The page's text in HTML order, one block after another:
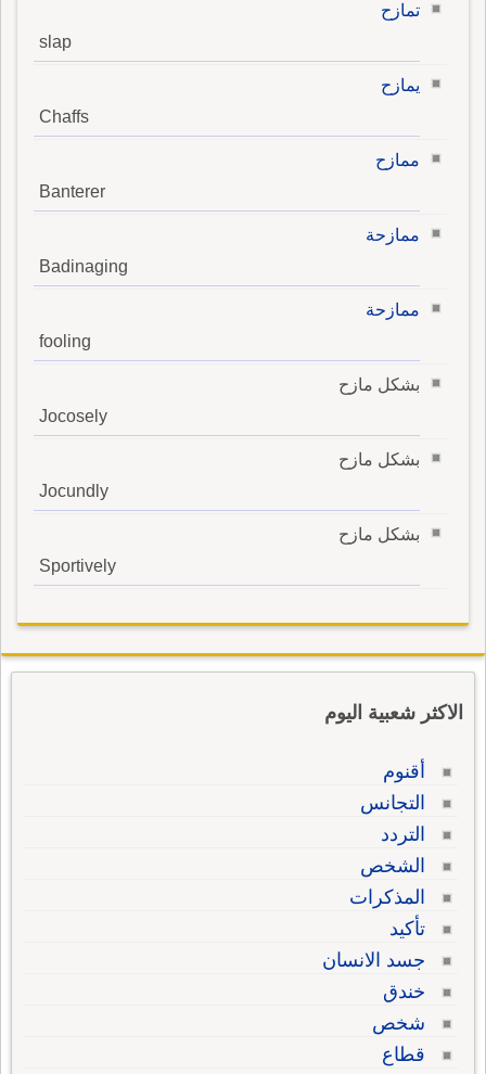
تمازح
slap
يمازح
Chaffs
ممازح
Banterer
ممازحة
Badinaging
ممازحة
fooling
بشكل مازح
Jocosely
بشكل مازح
Jocundly
بشكل مازح
Sportively
الاكثر شعبية اليوم
أقنوم
التجانس
التردد
الشخص
المذكرات
تأكيد
جسد الانسان
خندق
شخص
قطاع